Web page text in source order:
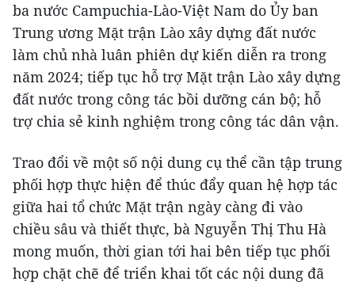
ba nước Campuchia-Lào-Việt Nam do Ủy ban
Trung ương Mặt trận Lào xây dựng đất nước
làm chủ nhà luân phiên dự kiến diễn ra trong
năm 2024; tiếp tục hỗ trợ Mặt trận Lào xây dựng
đất nước trong công tác bồi dưỡng cán bộ; hỗ
trợ chia sẻ kinh nghiệm trong công tác dân vận.
Trao đổi về một số nội dung cụ thể cần tập trung
phối hợp thực hiện để thúc đẩy quan hệ hợp tác
giữa hai tổ chức Mặt trận ngày càng đi vào
chiều sâu và thiết thực, bà Nguyễn Thị Thu Hà
mong muốn, thời gian tới hai bên tiếp tục phối
hợp chặt chẽ để triển khai tốt các nội dung đã